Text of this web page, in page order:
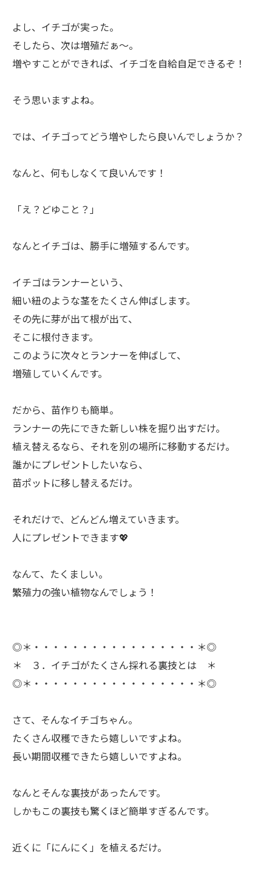
ㅤよし、イチゴが実った。
そしたら、次は増殖だぁ〜。
増やすことができれば、イチゴを自給自足できるぞ！
ㅤそう思いますよね。
ㅤでは、イチゴってどう増やしたら良いんでしょうか？
ㅤなんと、何もしなくて良いんです！
ㅤ「え？どゆこと？」
ㅤなんとイチゴは、勝手に増殖するんです。
ㅤイチゴはランナーという、
細い紐のような茎をたくさん伸ばします。
その先に芽が出て根が出て、
そこに根付きます。
このように次々とランナーを伸ばして、
増殖していくんです。
ㅤだから、苗作りも簡単。
ランナーの先にできた新しい株を掘り出すだけ。
植え替えるなら、それを別の場所に移動するだけ。
誰かにプレゼントしたいなら、
苗ポットに移し替えるだけ。
ㅤそれだけで、どんどん増えていきます。
人にプレゼントできます💖
ㅤなんて、たくましい。
繁殖力の強い植物なんでしょう！
◎＊・・・・・・・・・・・・・・・・・＊◎
＊ ３．イチゴがたくさん採れる裏技とは ＊
◎＊・・・・・・・・・・・・・・・・・＊◎
ㅤさて、そんなイチゴちゃん。
たくさん収穫できたら嬉しいですよね。
長い期間収穫できたら嬉しいですよね。
ㅤなんとそんな裏技があったんです。
しかもこの裏技も驚くほど簡単すぎるんです。
ㅤ近くに「にんにく」を植えるだけ。